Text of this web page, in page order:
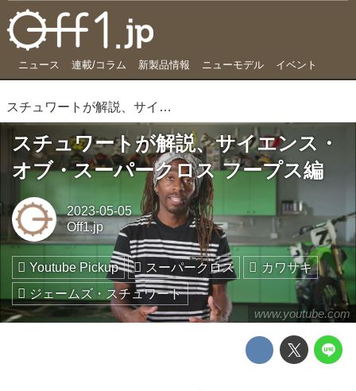
ニュース 連載/コラム 新製品情報 ニューモデル イベント
スチュワートが解説、サイエンス・オブ・スーパークロス フープス編
www.youtube.com
スチュワートが解説、サイエンス・
オブ・スーパークロス フープス編
2023-05-05
Off1.jp
Youtube Pickup スーパークロス
カワサキ
ジェームズ・スチュワート